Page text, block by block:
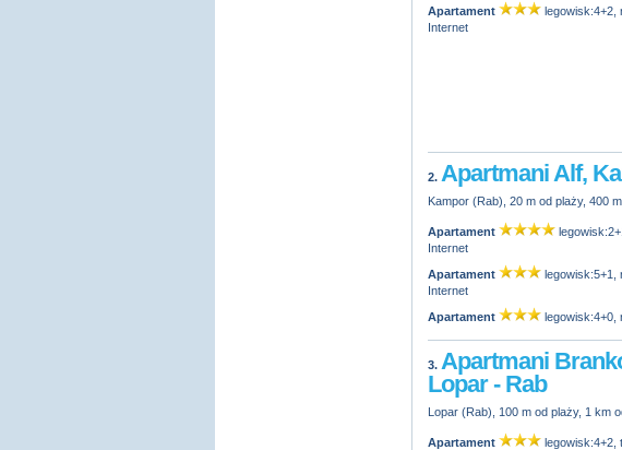
Apartament
legowisk:4+2,
Internet
2. Apartmani Alf,
Kampor (Rab), 20 m od plaży, 400
Apartament
Internet
Apartament
legowisk:5+1,
Internet
Apartament
legowisk:4+0,
3. Apartmani
Lopar - Rab
Lopar (Rab), 100 m od plaży, 1 km
Apartament
legowisk:4+2,